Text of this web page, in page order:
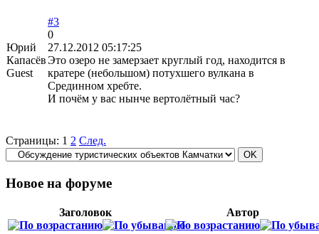
Юрий
Капасёв
Guest
#3
0
27.12.2012 05:17:25
Это озеро не замерзает круглый год, находится в
кратере (небольшом) потухшего вулкана в
Срединном хребте.
И почём у вас нынче вертолётный час?
Страницы: 1 2 След.
Новое на форуме
Заголовок Автор